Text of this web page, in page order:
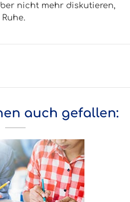
nicht mehr diskutieren,
auch gefallen: